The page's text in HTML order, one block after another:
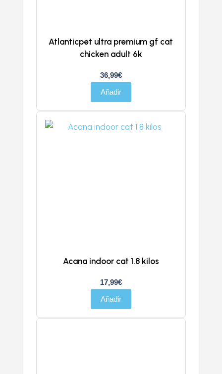
Atlanticpet ultra premium gf cat
chicken adult 6k
36,99€
Añadir
Acana indoor cat 1.8 kilos
17,99€
Añadir